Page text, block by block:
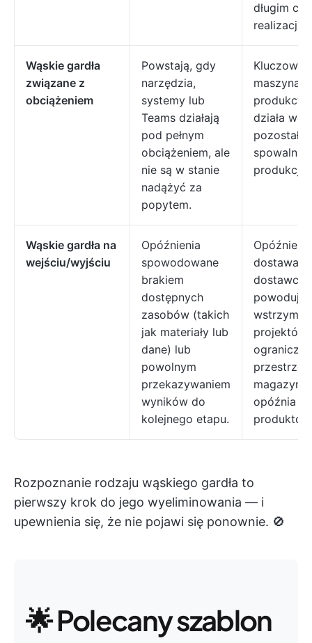
długim
realizacji.
Wąskie gardła
związane z
obciążeniem
Powstają, gdy
narzędzia,
systemy lub
Teams działają
pod pełnym
obciążeniem, ale
nie są w stanie
nadążyć za
popytem.
Kluczowa
maszyna
działa
spowalnia
produkcję.
Wąskie gardła na
wejściu/wyjściu
Opóźnienia
spowodowane
brakiem
dostępnych
zasobów (takich
jak materiały lub
dane) lub
powolnym
przekazywaniem
wyników do
kolejnego etapu.
powodują
projektów,
przestrzeń
opóźnia
Rozpoznanie rodzaju wąskiego gardła to
pierwszy krok do jego wyeliminowania — i
upewnienia się, że nie pojawi się ponownie. 🚫
🌟 Polecany szablon